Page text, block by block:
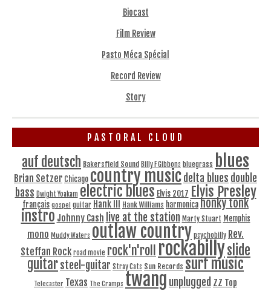
Biocast
Film Review
Pasto Méca Spécial
Record Review
Story
PASTORAL CLOUD
auf deutsch Bakersfield Sound Billy F Gibbons bluegrass blues
Brian Setzer Chicago country musicdelta blues double
bass Dwight Yoakam electric blues Elvis 2017 Elvis Presley
français gospel guitar Hank III Hank Williams harmonicahonky tonk
instro Johnny Cash live at the station Marty Stuart Memphis
mono Muddy Waters outlaw country psychobilly Rev.
Steffan Rock road movie rock'n'roll rockabillyslide
guitarsteel-guitar Stray Cats Sun Records surf music
Telecaster Texas The Cramps twang unplugged ZZ Top